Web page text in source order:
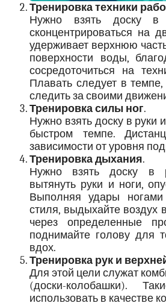
Тренировка техники
Нужно взять доску
сконцентрироваться на
удерживает верхнюю
поверхности воды,
сосредоточиться на
Плавать следует в
следить за своими
Тренировка силы ног.
Нужно взять доску в руки
быстром темпе.
зависимости от уровня
Тренировка дыхания.
Нужно взять доску в
вытянуть руки и ноги,
Выполняя удары ногами
стиля, выдыхайте воздух
через определенные
поднимайте голову для
вдох.
Тренировка рук и
Для этой цели служат
(доски-колобашки).
использовать в качестве